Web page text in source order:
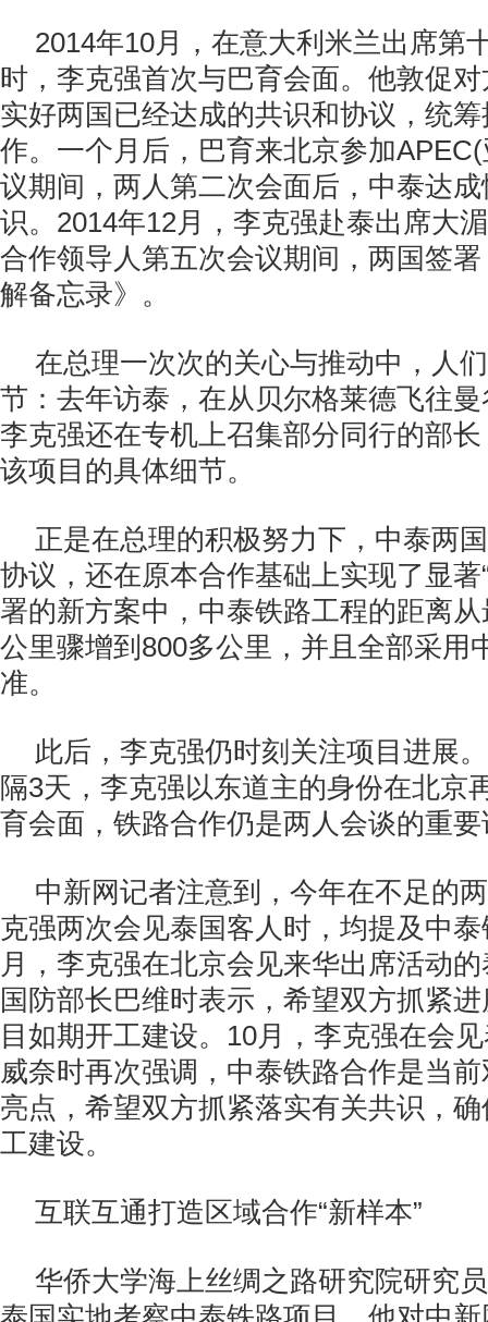
2014年10月，在意大利米兰出席第
时，李克强首次与巴育会面。他敦促
实好两国已经达成的共识和协议，统
作。一个月后，巴育来北京参加APEC(
议期间，两人第二次会面后，中泰达
识。 2014年12月，李克强赴泰出席大
合作领导人第五次会议期间，两国签
解备忘录》。
在总理一次次的关心与推动中，人
节：去年访泰，在从贝尔格莱德飞往
李克强还在专机上召集部分同行的部
该项目的具体细节。
正是在总理的积极努力下，中泰两
协议，还在原本合作基础上实现了显著
署的新方案中，中泰铁路工程的距离
公里骤增到 800多公里，并且全部采用
准。
此后，李克强仍时刻关注项目进展
隔3天，李克强以东道主的身份在北京
育会面，铁路合作仍是两人会谈的重
中新网记者注意到，今年在不足的
克强两次会见泰国客人时，均提及中
月，李克强在北京会见来华出席活动
国防部长巴维时表示，希望双方抓紧
目如期开工建设。 10月，李克强在会
威奈时再次强调，中泰铁路合作是当
亮点，希望双方抓紧落实有关共识，
工建设。
互联互通打造区域合作“新样本”
华侨大学海上丝绸之路研究院研究